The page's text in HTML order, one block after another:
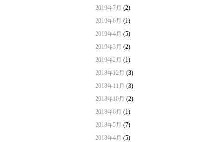
2019年7月 (2)
2019年6月 (1)
2019年4月 (5)
2019年3月 (2)
2019年2月 (1)
2018年12月 (3)
2018年11月 (3)
2018年10月 (2)
2018年6月 (1)
2018年5月 (7)
2018年4月 (5)